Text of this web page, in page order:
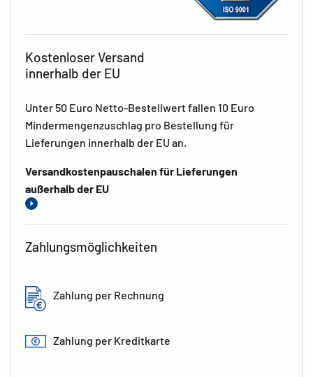
Kostenloser Versand
innerhalb der EU
Unter 50 Euro Netto-Bestellwert fallen 10 Euro
Mindermengenzuschlag pro Bestellung für
Lieferungen innerhalb der EU an.
Versandkostenpauschalen für Lieferungen
außerhalb der EU
Zahlungsmöglichkeiten
Zahlung per Rechnung
Zahlung per Kreditkarte